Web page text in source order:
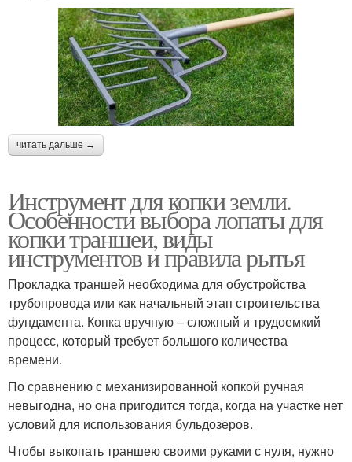
читать дальше →
Инструмент для копки земли.
Особенности выбора лопаты для
копки траншеи, виды
инструментов и правила рытья
Прокладка траншей необходима для обустройства
трубопровода или как начальный этап строительства
фундамента. Копка вручную – сложный и трудоемкий
процесс, который требует большого количества
времени.
По сравнению с механизированной копкой ручная
невыгодна, но она пригодится тогда, когда на участке нет
условий для использования бульдозеров.
Чтобы выкопать траншею своими руками с нуля, нужно